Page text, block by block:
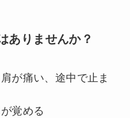
ありませんか？
が痛い、途中で止ま
覚める